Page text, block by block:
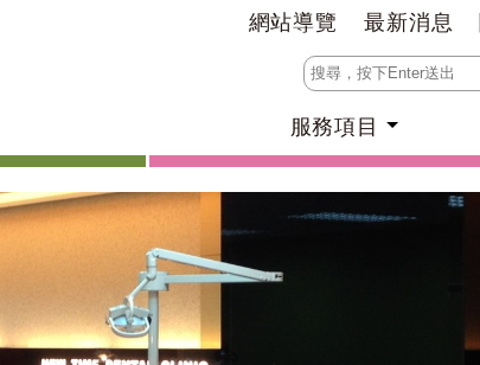
網站導覽 最新消息
服務項目